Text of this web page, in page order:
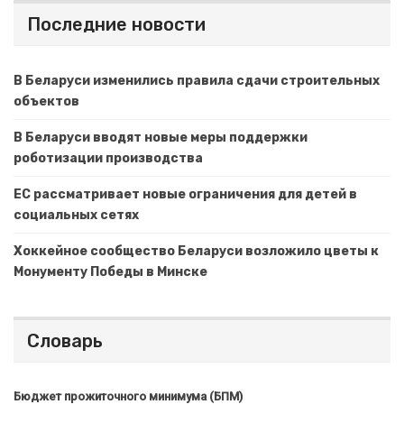
Последние новости
В Беларуси изменились правила сдачи строительных
объектов
В Беларуси вводят новые меры поддержки
роботизации производства
ЕС рассматривает новые ограничения для детей в
социальных сетях
Хоккейное сообщество Беларуси возложило цветы к
Монументу Победы в Минске
Словарь
Бюджет прожиточного минимума (БПМ)